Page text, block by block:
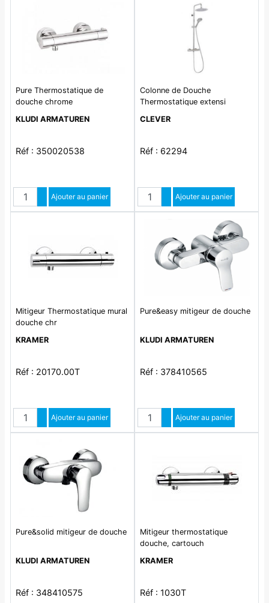
Pure Thermostatique de
douche chrome
KLUDI ARMATUREN
Réf : 350020538
QuantitéAugmenter quantité
Diminuer quantité
Ajouter au panier
Colonne de Douche
Thermostatique extensi
CLEVER
Réf : 62294
QuantitéAugmenter quantité
Diminuer quantité
Ajouter au panier
Mitigeur Thermostatique mural
douche chr
KRAMER
Réf : 20170.00T
QuantitéAugmenter quantité
Diminuer quantité
Ajouter au panier
Pure&easy mitigeur de douche
KLUDI ARMATUREN
Réf : 378410565
QuantitéAugmenter quantité
Diminuer quantité
Ajouter au panier
Pure&solid mitigeur de douche
KLUDI ARMATUREN
Réf : 348410575
Mitigeur thermostatique
douche, cartouch
KRAMER
Réf : 1030T